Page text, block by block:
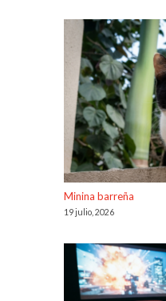
Minina barreña
19 julio, 2026